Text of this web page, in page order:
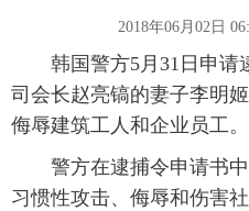
能源
图片 视频
金融 公益
2018年06月02日
韩国警方5月31日申请
司会长赵亮镐的妻子李明
侮辱建筑工人和企业员工。
警方在逮捕令申请书中
习惯性攻击、侮辱和伤害